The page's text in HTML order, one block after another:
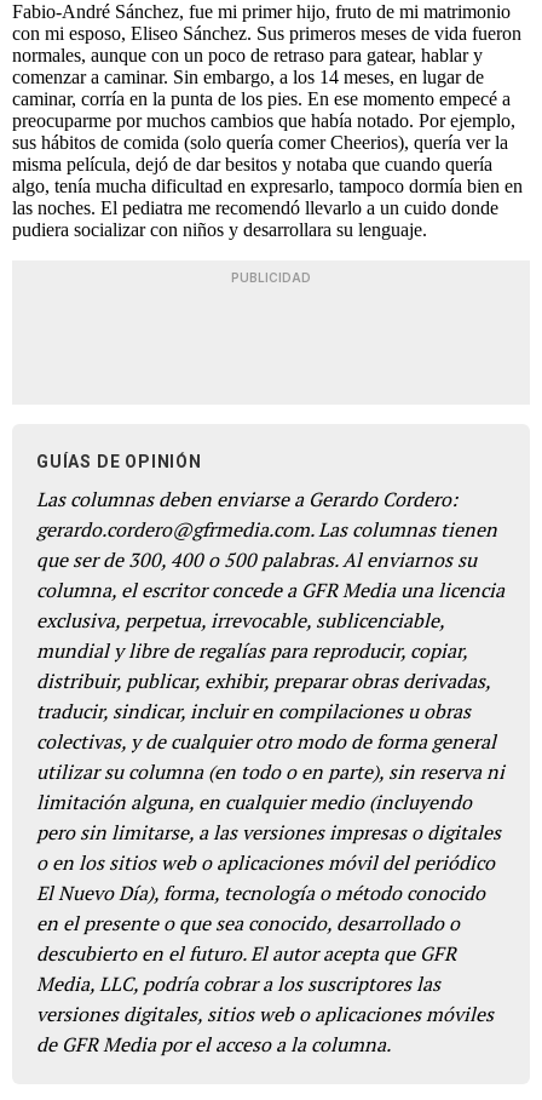
Fabio-André Sánchez, fue mi primer hijo, fruto de mi matrimonio
con mi esposo, Eliseo Sánchez. Sus primeros meses de vida fueron
normales, aunque con un poco de retraso para gatear, hablar y
comenzar a caminar. Sin embargo, a los 14 meses, en lugar de
caminar, corría en la punta de los pies. En ese momento empecé a
preocuparme por muchos cambios que había notado. Por ejemplo,
sus hábitos de comida (solo quería comer Cheerios), quería ver la
misma película, dejó de dar besitos y notaba que cuando quería
algo, tenía mucha dificultad en expresarlo, tampoco dormía bien en
las noches. El pediatra me recomendó llevarlo a un cuido donde
pudiera socializar con niños y desarrollara su lenguaje.
PUBLICIDAD
GUÍAS DE OPINIÓN
Las columnas deben enviarse a Gerardo Cordero:
gerardo.cordero@gfrmedia.com. Las columnas tienen
que ser de 300, 400 o 500 palabras. Al enviarnos su
columna, el escritor concede a GFR Media una licencia
exclusiva, perpetua, irrevocable, sublicenciable,
mundial y libre de regalías para reproducir, copiar,
distribuir, publicar, exhibir, preparar obras derivadas,
traducir, sindicar, incluir en compilaciones u obras
colectivas, y de cualquier otro modo de forma general
utilizar su columna (en todo o en parte), sin reserva ni
limitación alguna, en cualquier medio (incluyendo
pero sin limitarse, a las versiones impresas o digitales
o en los sitios web o aplicaciones móvil del periódico
El Nuevo Día), forma, tecnología o método conocido
en el presente o que sea conocido, desarrollado o
descubierto en el futuro. El autor acepta que GFR
Media, LLC, podría cobrar a los suscriptores las
versiones digitales, sitios web o aplicaciones móviles
de GFR Media por el acceso a la columna.